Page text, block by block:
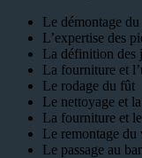
Le démontage
L’expertise des
La définition des
La fourniture et
Le rodage du fût
Le nettoyage et
La fourniture et
Le remontage du
Le passage au